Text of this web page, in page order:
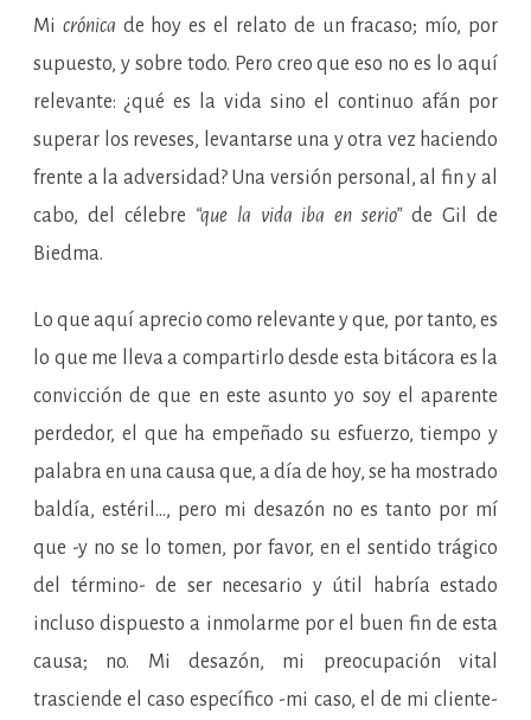
Mi crónica de hoy es el relato de un fracaso; mío, por
supuesto, y sobre todo. Pero creo que eso no es lo aquí
relevante: ¿qué es la vida sino el continuo afán por
superar los reveses, levantarse una y otra vez haciendo
frente a la adversidad? Una versión personal, al fin y al
cabo, del célebre “que la vida iba en serio”de Gil de
Biedma.
Lo que aquí aprecio como relevante y que, por tanto, es
lo que me lleva a compartirlo desde esta bitácora es la
convicción de que en este asunto yo soy el aparente
perdedor, el que ha empeñado su esfuerzo, tiempo y
palabra en una causa que, a día de hoy, se ha mostrado
baldía, estéril…, pero mi desazón no es tanto por mí
que -y no se lo tomen, por favor, en el sentido trágico
del término- de ser necesario y útil habría estado
incluso dispuesto a inmolarme por el buen fin de esta
causa; no. Mi desazón, mi preocupación vital
trasciende el caso específico -mi caso, el de mi cliente-